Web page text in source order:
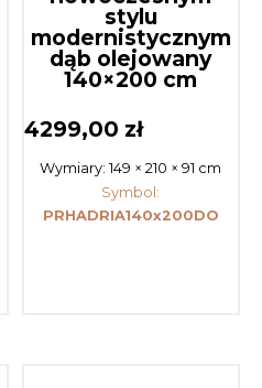
stylu
modernistycznym
dąb olejowany
140×200 cm
4299,00 zł
Wymiary:149 × 210 × 91 cm
Symbol:
PRHADRIA140x200DO